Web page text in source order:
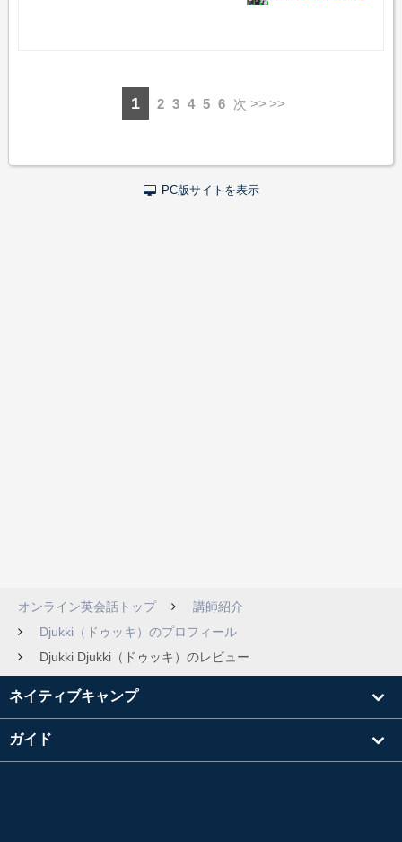
1 2 3 4 5 6 次 >>
PC版サイトを表示
オンライン英会話トップ
講師紹介
Djukki（ドゥッキ）のプロフィール
Djukki Djukki（ドゥッキ）のレビュー
ネイティブキャンプ
ガイド